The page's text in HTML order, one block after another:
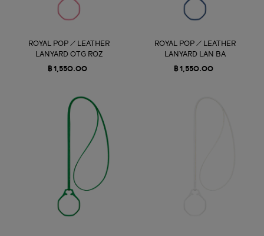
ROYAL POP / LEATHER
LANYARD OTG ROZ
฿ 1,550.00
ROYAL POP / LEATHER
LANYARD LAN BA
฿ 1,550.00